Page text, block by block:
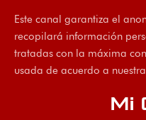
Este canal garantiza el
recopilará información
tratadas con la máxima
usada de acuerdo a
Mi